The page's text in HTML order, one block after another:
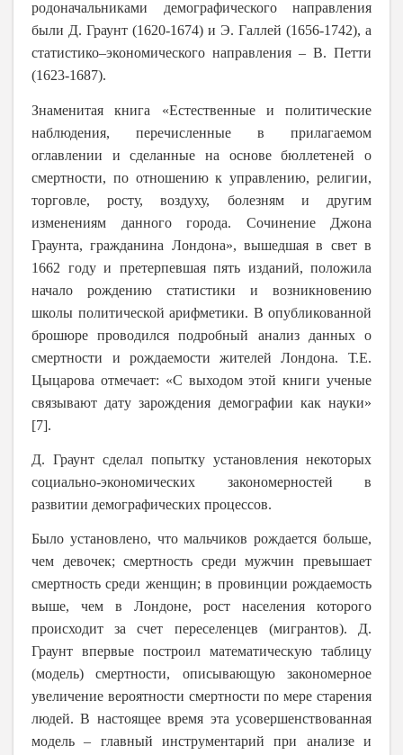
родоначальниками демографического направления
были Д. Граунт (1620-1674) и Э. Галлей (1656-1742), а
статистико–экономического направления – В. Петти
(1623-1687).
Знаменитая книга «Естественные и политические
наблюдения, перечисленные в прилагаемом
оглавлении и сделанные на основе бюллетеней о
смертности, по отношению к управлению, религии,
торговле, росту, воздуху, болезням и другим
изменениям данного города. Сочинение Джона
Граунта, гражданина Лондона», вышедшая в свет в
1662 году и претерпевшая пять изданий, положила
начало рождению статистики и возникновению
школы политической арифметики. В опубликованной
брошюре проводился подробный анализ данных о
смертности и рождаемости
жителей Лондона. Т.Е.
Цыцарова отмечает: «С выходом этой книги ученые
связывают дату зарождения демографии как науки»
[7].
Д. Граунт сделал попытку установления некоторых
социально-экономических закономерностей в
развитии демографических процессов.
Было установлено, что мальчиков рождается больше,
чем девочек; смертность среди мужчин превышает
смертность среди женщин; в провинции рождаемость
выше, чем в Лондоне, рост населения которого
происходит за счет переселенцев (мигрантов). Д.
Граунт впервые построил математическую таблицу
(модель) смертности, описывающую закономерное
увеличение вероятности смертности по мере старения
людей. В настоящее время эта усовершенствованная
модель – главный инструментарий при анализе и